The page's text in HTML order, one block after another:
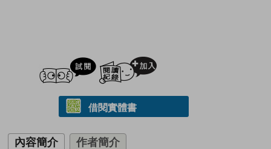
試閲
借閱實體書
內容簡介 作者簡介